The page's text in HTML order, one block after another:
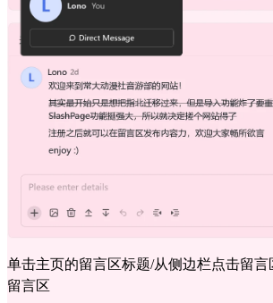
单击主页的留言区标题/从侧边栏点击留
留言区